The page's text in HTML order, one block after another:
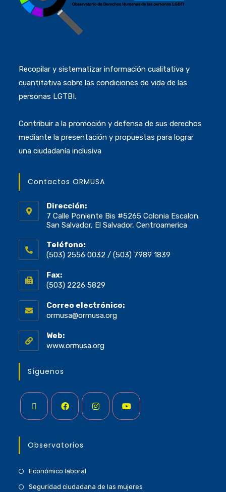
Recopilar y sistematizar información cualitativa y
cuantitativa sobre las condiciones de vida de las
personas LGTBI.
Contribuir a la promoción y defensa de sus derechos
mediante la presentación y propuestas para lograr
una ciudadanía inclusiva
Contactos ORMUSA
Dirección:
7 Calle Poniente Bis #5265 Colonia Escalon.
San Salvador, El Salvador, Centroamerica
Teléfono:
(503) 2556 0032 / (503) 7989 1839
Fax:
(503) 2226 5829
Correo electrónico:
ormusa@ormusa.org
Web:
www.ormusa.org
Síguenos
Observatorios
Económico laboral
Seguridad ciudadana de las mujeres